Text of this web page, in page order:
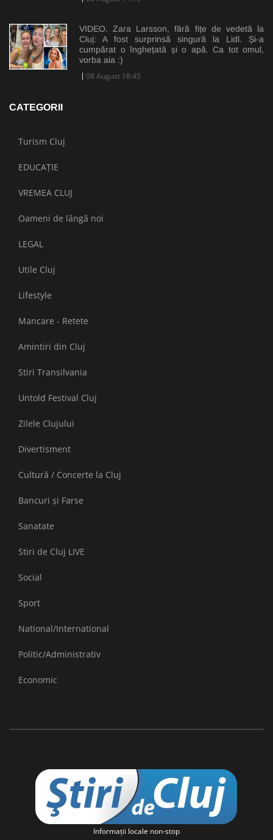
VIDEO. Zara Larsson, fără fițe de vedetă la
Cluj: A fost surprinsă singură la Lidl. Și-a
cumpărat o înghețată și o apă. Ca tot omul,
vorba aia :)
08 August 18:45
CATEGORII
Turism Cluj
EDUCAȚIE
VREMEA CLUJ
Oameni de lângă noi
LEGAL
Utile Cluj
Lifestyle
Mancare - Retete
Amintiri din Cluj
Stiri Transilvania
Untold Festival Cluj
Zilele Clujului
Divertisment
Cultură / Concerte la Cluj
Bancuri și Farse
Sanatate
Stiri de Cluj LIVE
Social
Sport
National/International
Politic/Administrativ
Economic
Informaţii locale non-stop